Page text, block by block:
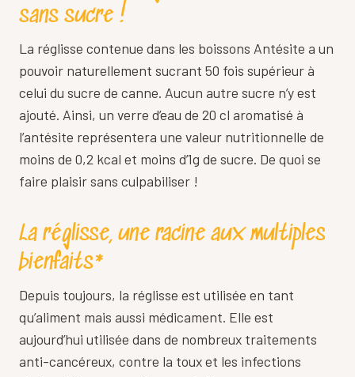
sans sucre !
La réglisse contenue dans les boissons Antésite a un
pouvoir naturellement sucrant 50 fois supérieur à
celui du sucre de canne. Aucun autre sucre n’y est
ajouté. Ainsi, un verre d’eau de 20 cl aromatisé à
l’antésite représentera une valeur nutritionnelle de
moins de 0,2 kcal et moins d’1g de sucre. De quoi se
faire plaisir sans culpabiliser !
La réglisse, une racine aux multiples
bienfaits*
Depuis toujours, la réglisse est utilisée en tant
qu’aliment mais aussi médicament. Elle est
aujourd’hui utilisée dans de nombreux traitements
anti-cancéreux, contre la toux et les infections